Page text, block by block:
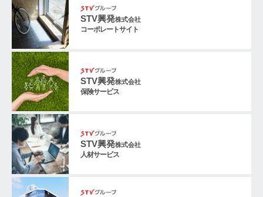
STV興発株式会社
コーポレートサイト
STV興発株式会社
保険サービス
STV興発株式会社
人材サービス